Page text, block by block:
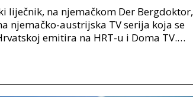
liječnik, na njemačkom Der Bergdoktor,
njemačko-austrijska TV serija koja se
emitira na HRT-u i Doma TV.